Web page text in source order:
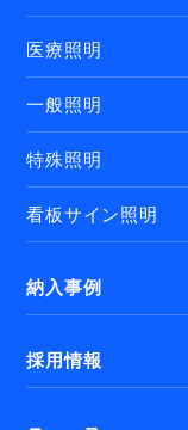
医療照明
一般照明
特殊照明
看板サイン照明
納入事例
採用情報